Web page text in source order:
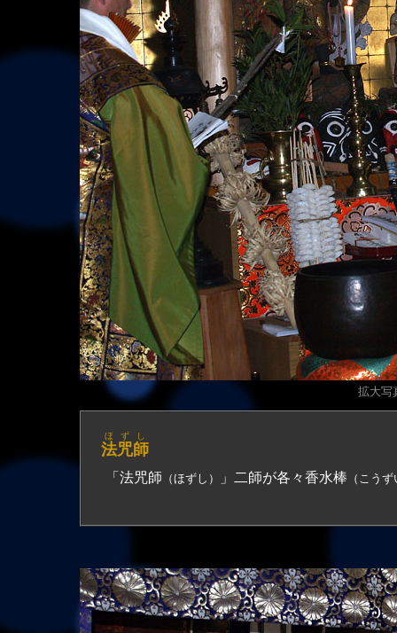
拡大写
法咒師
ほずし
「法咒師 （ほずし） 」二師が各々香水棒 （こう